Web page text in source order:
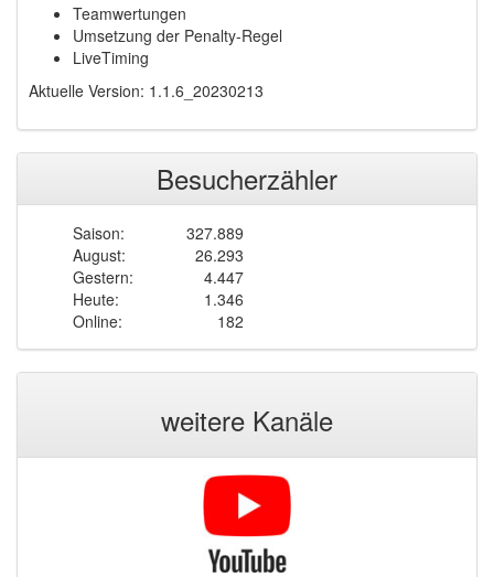
Teamwertungen
Umsetzung der Penalty-Regel
LiveTiming
Aktuelle Version: 1.1.6_20230213
Besucherzähler
Saison:
327.889
August:
26.293
Gestern:
4.447
Heute:
1.346
Online:
182
weitere Kanäle